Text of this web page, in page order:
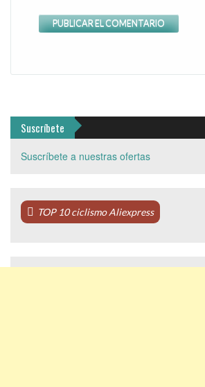
Suscríbete
Suscríbete a nuestras ofertas
TOP 10 ciclismo Aliexpress